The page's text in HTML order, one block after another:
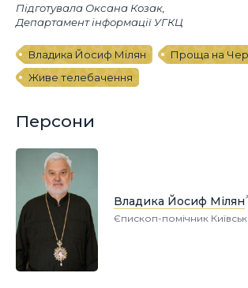
Підготувала Оксана Козак,
Департамент інформації УГКЦ
Владика Йосиф Мілян
Проща на
Живе телебачення
Персони
Владика Йосиф Мілян
Єпископ-помічник